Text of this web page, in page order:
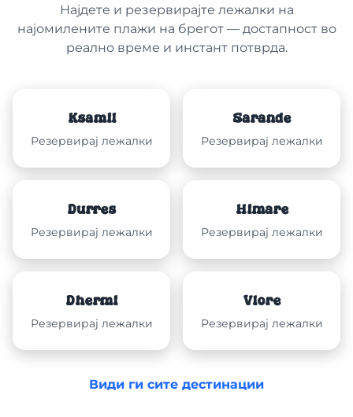
Најдете и резервирајте лежалки на
најомилените плажи на брегот — достапност во
реално време и инстант потврда.
Ksamil
Резервирај лежалки
Sarandë
Резервирај лежалки
Durrës
Резервирај лежалки
Himarë
Резервирај лежалки
Dhërmi
Резервирај лежалки
Vlorë
Резервирај лежалки
Види ги сите дестинации